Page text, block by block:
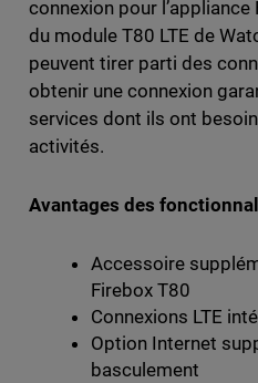
connexion pour l’appliance
du module T80 LTE de
peuvent tirer parti des
obtenir une connexion
services dont ils ont
activités.
Avantages des
Accessoire
Firebox T80
Connexions LTE
Option Internet
basculement